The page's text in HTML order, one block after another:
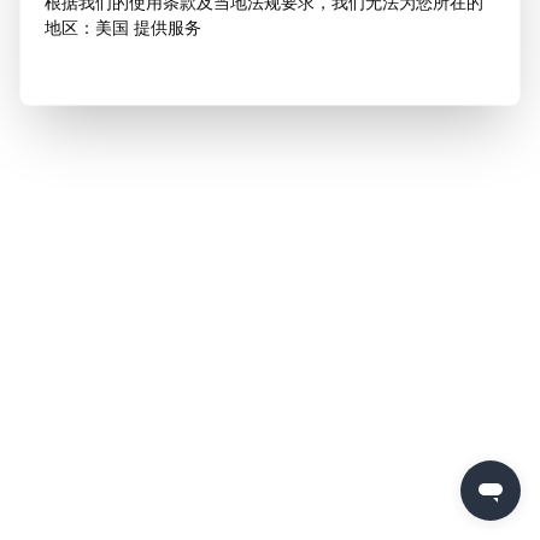
地区：美国 提供服务